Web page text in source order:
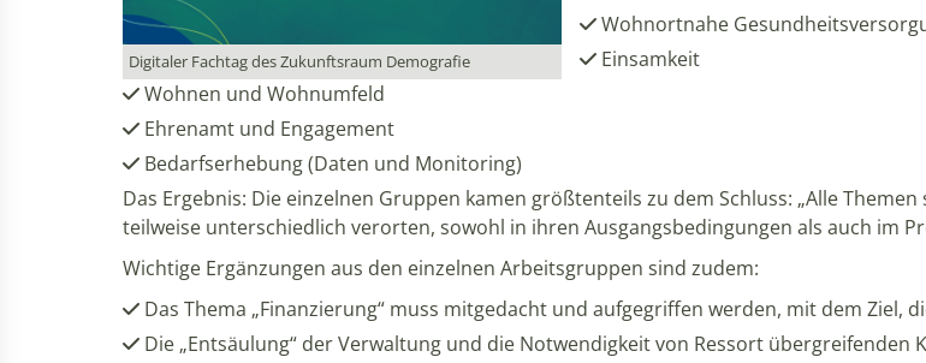
Digitaler Fachtag des Zukunftsraum Demografie
Wohnortnahe
Einsamkeit
Wohnen und Wohnumfeld
Ehrenamt und Engagement
Bedarfserhebung (Daten und Monitoring)
Das Ergebnis: Die einzelnen Gruppen kamen größtenteils zu dem Schluss: „Alle
teilweise unterschiedlich verorten, sowohl in ihren Ausgangsbedingungen als auch im
Wichtige Ergänzungen aus den einzelnen Arbeitsgruppen sind zudem:
Das Thema „Finanzierung“ muss mitgedacht und aufgegriffen werden, mit dem Ziel,
Die „Entsäulung“ der Verwaltung und die Notwendigkeit von Ressort